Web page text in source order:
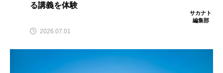
イカ イカナゴ
る講義を体験
サカナト
編集部
2026.07.01